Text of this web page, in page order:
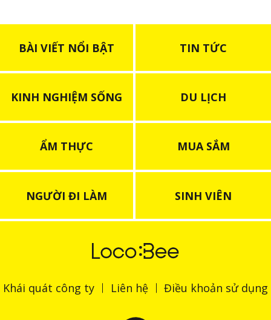
BÀI VIẾT NỔI BẬT TIN TỨC
KINH NGHIỆM SỐNG DU LỊCH
ẨM THỰC MUA SẮM
NGƯỜI ĐI LÀM SINH VIÊN
Khái quát công ty Liên hệ Điều khoản sử dụng